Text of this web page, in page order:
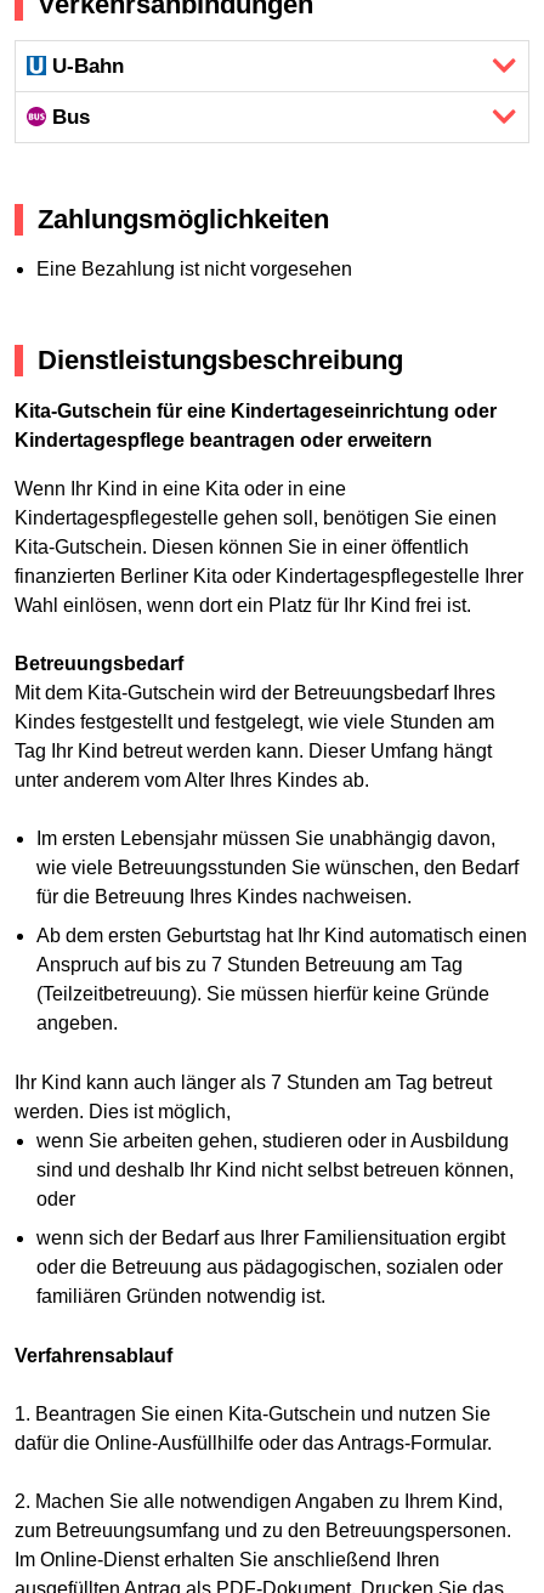
U-Bahn
Bus
Zahlungsmöglichkeiten
Eine Bezahlung ist nicht vorgesehen
Dienstleistungsbeschreibung
Kita-Gutschein für eine Kindertageseinrichtung oder
Kindertagespflege beantragen oder erweitern
Wenn Ihr Kind in eine Kita oder in eine
Kindertagespflegestelle gehen soll, benötigen Sie einen
Kita-Gutschein. Diesen können Sie in einer öffentlich
finanzierten Berliner Kita oder Kindertagespflegestelle Ihrer
Wahl einlösen, wenn dort ein Platz für Ihr Kind frei ist.
Betreuungsbedarf
Mit dem Kita-Gutschein wird der Betreuungsbedarf Ihres
Kindes festgestellt und festgelegt, wie viele Stunden am
Tag Ihr Kind betreut werden kann. Dieser Umfang hängt
unter anderem vom Alter Ihres Kindes ab.
Im ersten Lebensjahr müssen Sie unabhängig davon,
wie viele Betreuungsstunden Sie wünschen, den Bedarf
für die Betreuung Ihres Kindes nachweisen.
Ab dem ersten Geburtstag hat Ihr Kind automatisch einen
Anspruch auf bis zu 7 Stunden Betreuung am Tag
(Teilzeitbetreuung). Sie müssen hierfür keine Gründe
angeben.
Ihr Kind kann auch länger als 7 Stunden am Tag betreut
werden. Dies ist möglich,
wenn Sie arbeiten gehen, studieren oder in Ausbildung
sind und deshalb Ihr Kind nicht selbst betreuen können,
oder
wenn sich der Bedarf aus Ihrer Familiensituation ergibt
oder die Betreuung aus pädagogischen, sozialen oder
familiären Gründen notwendig ist.
Verfahrensablauf
1. Beantragen Sie einen Kita-Gutschein und nutzen Sie
dafür die Online-Ausfüllhilfe oder das Antrags-Formular.
2. Machen Sie alle notwendigen Angaben zu Ihrem Kind,
zum Betreuungsumfang und zu den Betreuungspersonen.
Im Online-Dienst erhalten Sie anschließend Ihren
ausgefüllten Antrag als PDF-Dokument. Drucken Sie das